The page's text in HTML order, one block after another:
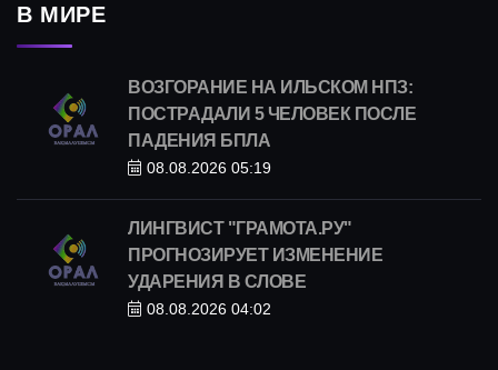
В МИРЕ
ВОЗГОРАНИЕ НА ИЛЬСКОМ НПЗ:
ПОСТРАДАЛИ 5 ЧЕЛОВЕК ПОСЛЕ
ПАДЕНИЯ БПЛА
08.08.2026 05:19
ЛИНГВИСТ "ГРАМОТА.РУ"
ПРОГНОЗИРУЕТ ИЗМЕНЕНИЕ
УДАРЕНИЯ В СЛОВЕ
08.08.2026 04:02